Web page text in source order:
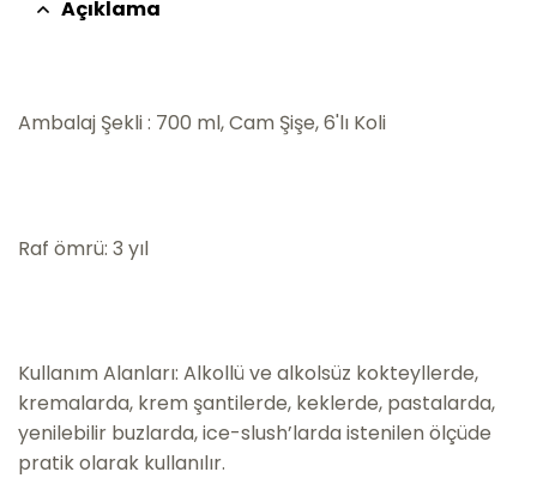
Açıklama
Ambalaj Şekli : 700 ml, Cam Şişe, 6'lı Koli
Raf ömrü: 3 yıl
Kullanım Alanları: Alkollü ve alkolsüz kokteyllerde,
kremalarda, krem şantilerde, keklerde, pastalarda,
yenilebilir buzlarda, ice-slush’larda istenilen ölçüde
pratik olarak kullanılır.